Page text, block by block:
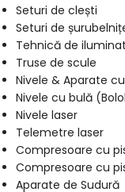
Seturi de clești
Seturi de
Tehnică de iluminat
Truse de scule
Nivele & Aparate
Nivele cu bulă
Nivele laser
Telemetre laser
Compresoare cu
Compresoare cu
Aparate de Sudură